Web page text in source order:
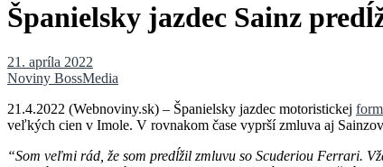
Španielsky jazdec Sainz
21. apríla 2022
Noviny BossMedia
21.4.2022 (Webnoviny.sk) – Španielsky jazdec motoristickej
veľkých cien v Imole. V rovnakom čase vyprší zmluva aj
“Som veľmi rád, že som predĺžil zmluvu so Scuderiou Ferrari.